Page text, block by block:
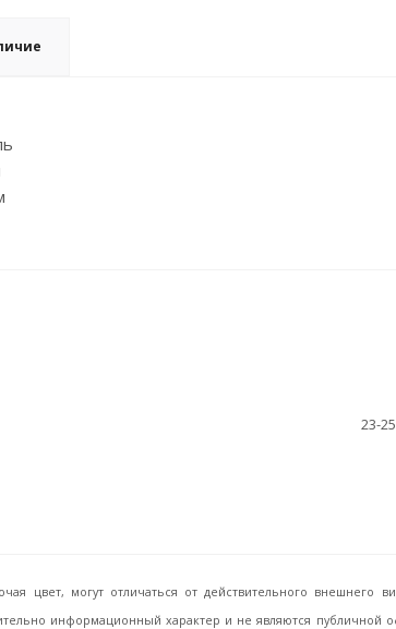
23-25
цвет, могут отличаться от действительного
информационный характер и не являются публичной